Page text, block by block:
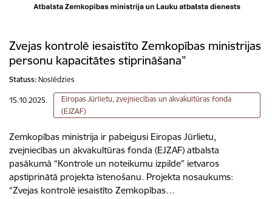
Zvejas kontrolē iesaistīto Zemkopības ministrijas
personu kapacitātes stiprināšana”
Statuss: Noslēdzies
15.10.2025.
Eiropas Jūrlietu, zvejniecības un akvakultūras fonda
(EJZAF)
Zemkopības ministrija ir pabeigusi Eiropas Jūrlietu,
zvejniecības un akvakultūras fonda (EJZAF) atbalsta
pasākumā “Kontrole un noteikumu izpilde” ietvaros
apstiprinātā projekta īstenošanu. Projekta nosaukums:
“Zvejas kontrolē iesaistīto Zemkopības…